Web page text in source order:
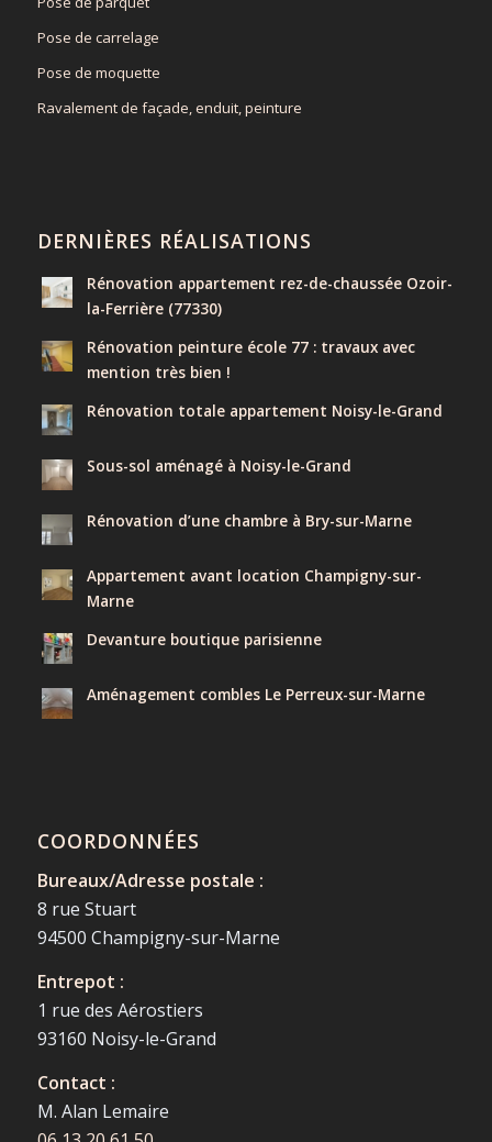
Pose de carrelage
Pose de moquette
Ravalement de façade, enduit, peinture
DERNIÈRES RÉALISATIONS
Rénovation appartement rez-de-chaussée Ozoir-
la-Ferrière (77330)
Rénovation peinture école 77 : travaux avec
mention très bien !
Rénovation totale appartement Noisy-le-Grand
Sous-sol aménagé à Noisy-le-Grand
Rénovation d’une chambre à Bry-sur-Marne
Appartement avant location Champigny-sur-
Marne
Devanture boutique parisienne
Aménagement combles Le Perreux-sur-Marne
COORDONNÉES
Bureaux/Adresse postale :
8 rue Stuart
94500 Champigny-sur-Marne
Entrepot :
1 rue des Aérostiers
93160 Noisy-le-Grand
Contact :
M. Alan Lemaire